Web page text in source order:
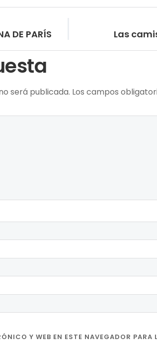
DE PARÍS Las
será publicada. Los campos
Y WEB EN ESTE NAVEGADOR PARA